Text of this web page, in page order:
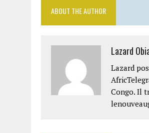
ABOUT THE AUTHOR
Lazard
Lazard
Congo. Il